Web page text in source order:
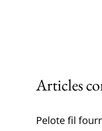
Articles
Pelote fil